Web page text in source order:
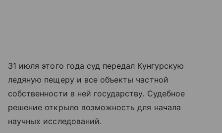
31 июля этого года суд передал Кунгурскую
ледяную пещеру и все объекты частной
собственности в ней государству. Судебное
решение открыло возможность для начала
научных исследований.